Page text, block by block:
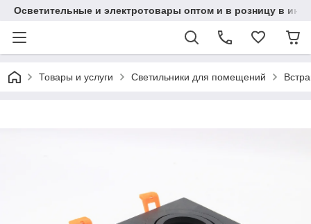
Осветительные и электротовары оптом и в розницу в
Товары и услуги Светильники для помещений